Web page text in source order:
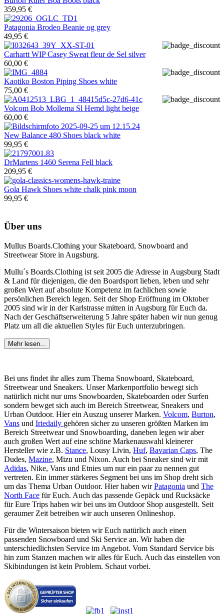
359,95 €
Patagonia Brodeo Beanie og grey
49,95 €
Carhartt WIPCasey Sweat fleur de Sel silver
60,00 €
Kaotiko Boston Piping Shoes white
75,00 €
Volcom Bob Mollema Sl Hemd light beige
60,00 €
New Balance 480 Shoes black white
99,95 €
DrMartens 1460 Serena Fell black
209,95 €
Gola Hawk Shoes white chalk pink moon
99,95 €
Über uns
Mullus Boards.Clothing your Skateboard, Snowboard and
Streetwear Store in Augsburg.
Mullu´s Boards.Clothing ist seit 2005 die Adresse in Augsburg Stadt
& Land für diejenigen, die den Boardsport lieben, leben und sehr
großen Wert auf absolute Kompetenz im fachlichen sowie
persönlichen Bereich legen. Seit der Shop Eröffnung im Oktober
2005 sind wir in der Karlstrasse mitten in Augsburg für Euch da.
Nach der Geschäftserweiterung 5 Jahre später haben wir nun genug
Platz um all die aktuellen Styles für Euch unterzubringen.
Mehr lesen...
Bei uns findet ihr alles zum Thema Snowboard, Skateboard,
Streetwear und Sneakers. Unser Markenportfolio bewegt sich
natürlich nicht nur ums Snowboarden, Skateboarden oder Surfen
sondern bewget sich auch im Bereich Streetwear, Sneakers und
Urban Outdoor. Hier ein Auszug unserer Marken. Volcom, Burton,
Vans und Iriedaily gehören sicher zu unseren größten Marken im
Bereich Streetwear und Snowboarding, daneben legen wir aber
auch großen Wert auf eine schöne Markenauswahl kleinerer
Hersteller wie z.B. Stance, Lousy Livin, Huf, Bavarian Caps, The
Dudes, Mazine, Mizu und Nixon. Auch bei Sneaker sind wir mit
Adidas, Nike, Vans und Etnies um nur ein paar zu nennen gut
vertreten. Ein immer stärkeres Segment bei uns im Shop dreht sich
um das Thema Urban Outdoor. Hier haben wirPatagonia und The
North Face für Euch. Auch das passende Gepäck und Rucksäcke
für Eure Trips haben wir bei uns im Outdoor Shop ausgestellt. Seit
geraumer Zeit betreiben wir auch unseren Onlineshop.
Für die Wintersaison bieten wir Euch natürlich auch einen
passenden Snowboard und Ski Service an. Wir haben die
unterschiedlichsten Service im Angebot. Vom Standard Service bis
hin zum Stanzen machen wir alles für Euch. Auch das einstellen von
Skibindungen ist kein Problem. Schaut vorbei.